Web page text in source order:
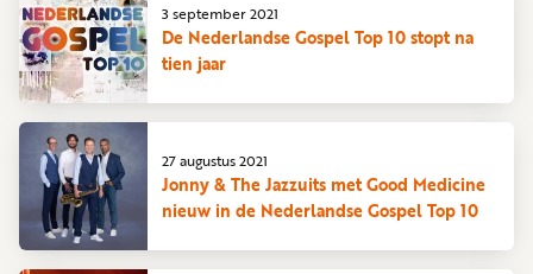
De Nederlandse Gospel Top 10 stopt na
tien jaar
3 september 2021
Jonny & The Jazzuits met Good Medicine
nieuw in de Nederlandse Gospel Top 10
27 augustus 2021